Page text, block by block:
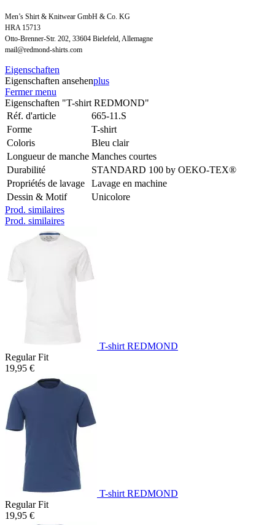
Men’s Shirt & Knitwear GmbH & Co. KG
HRA 15713
Otto-Brenner-Str. 202, 33604 Bielefeld, Allemagne
mail@redmond-shirts.com
Eigenschaften
Eigenschaften ansehenplus
Fermer menu
Eigenschaften "T-shirt REDMOND"
Réf. d'article
665-11.S
Forme
T-shirt
Coloris
Bleu clair
Longueur de manche Manches courtes
Durabilité
STANDARD 100 by OEKO-TEX®
Propriétés de lavage
Lavage en machine
Dessin & Motif
Unicolore
Prod. similaires
Prod. similaires
T-shirt REDMOND
Regular Fit
19,95 €
T-shirt REDMOND
Regular Fit
19,95 €